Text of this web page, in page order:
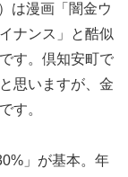
は漫画「闇金ウ
ナンス」と酷似
す。倶知安町で
思いますが、金
す。
」が基本。年